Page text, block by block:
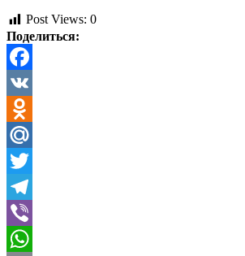
Post Views: 0
Поделиться:
Facebook
VK
Odnoklassniki
Mail.Ru
Twitter
Telegram
Viber